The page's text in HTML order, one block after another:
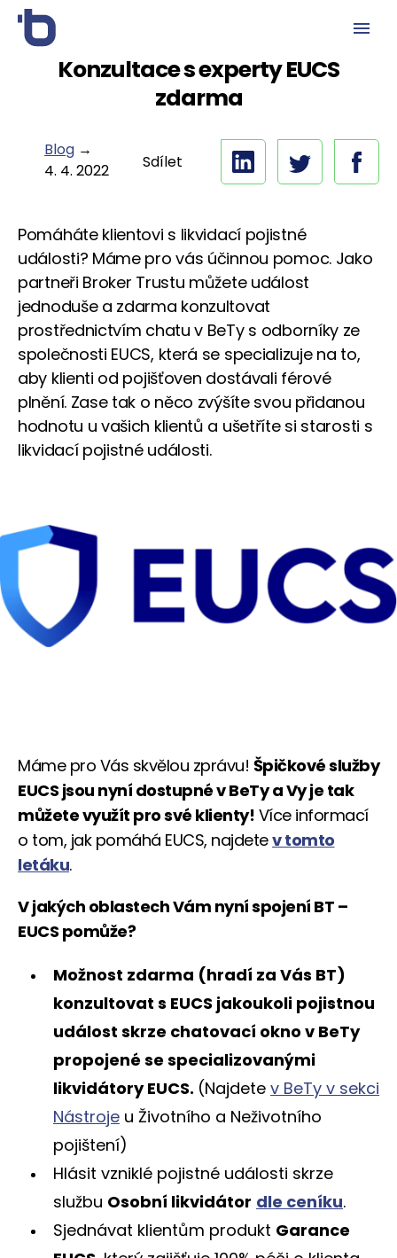
Konzultace s experty EUCS
zdarma
Blog →
4. 4. 2022
Sdílet
Pomáháte klientovi s likvidací pojistné
události? Máme pro vás účinnou pomoc. Jako
partneři Broker Trustu můžete událost
jednoduše a zdarma konzultovat
prostřednictvím chatu v BeTy s odborníky ze
společnosti EUCS, která se specializuje na to,
aby klienti od pojišťoven dostávali férové
plnění. Zase tak o něco zvýšíte svou přidanou
hodnotu u vašich klientů a ušetříte si starosti s
likvidací pojistné události.
Máme pro Vás skvělou zprávu! Špičkové služby
EUCS jsou nyní dostupné v BeTy a Vy je tak
můžete využít pro své klienty! Více informací
o tom, jak pomáhá EUCS, najdetev tomto
letáku.
V jakých oblastech Vám nyní spojení BT –
EUCS pomůže?
Možnost zdarma (hradí za Vás BT)
konzultovat s EUCS jakoukoli pojistnou
událost skrze chatovací okno v BeTy
propojené se specializovanými
likvidátory EUCS. (Najdete v BeTy v sekci
Nástroje u Životního a Neživotního
pojištení)
Hlásit vzniklé pojistné události skrze
službu Osobní likvidátor dle ceníku.
Sjednávat klientům produkt Garance